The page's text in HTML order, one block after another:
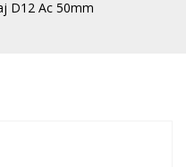
D12 Ac 50mm